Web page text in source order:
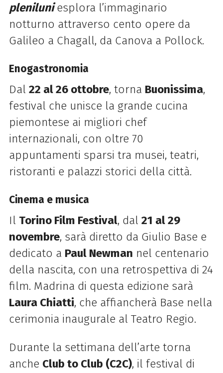
pleniluniesplora l’immaginario
notturno attraverso cento opere da
Galileo a Chagall, da Canova a Pollock.
Enogastronomia
Dal 22 al 26 ottobre, torna Buonissima,
festival che unisce la grande cucina
piemontese ai migliori chef
internazionali, con oltre 70
appuntamenti sparsi tra musei, teatri,
ristoranti e palazzi storici della città.
Cinema e musica
Il Torino Film Festival, dal 21 al 29
novembre, sarà diretto da Giulio Base e
dedicato a Paul Newman nel centenario
della nascita, con una retrospettiva di 24
film. Madrina di questa edizione sarà
Laura Chiatti, che affiancherà Base nella
cerimonia inaugurale al Teatro Regio.
Durante la settimana dell’arte torna
anche Club to Club (C2C), il festival di